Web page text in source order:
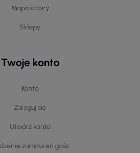
Mapa strony
Sklepy
Twoje konto
Konto
Zaloguj się
Utwórz konto
zamówień gości